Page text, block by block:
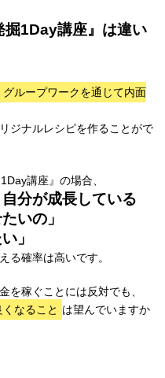
掘1Day講座』は違い
グループワークを通じて内面
ジナルレシピを作ることがで
講座』の場合、
分が成長している
いの」
」
る確率は高いです。
を稼ぐことには反対でも、
なること は望んでいますか